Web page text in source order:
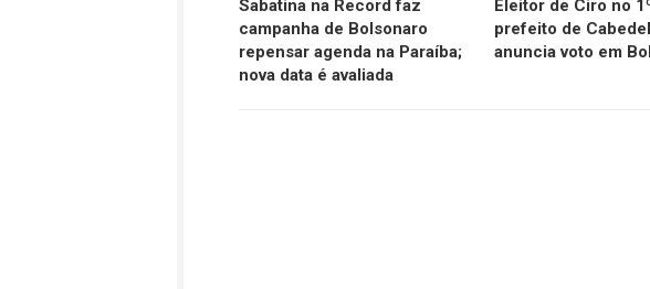
Sabatina na Record faz
campanha de Bolsonaro
repensar agenda na Paraíba;
nova data é avaliada
Eleitor de Ciro no
prefeito de
anuncia voto em